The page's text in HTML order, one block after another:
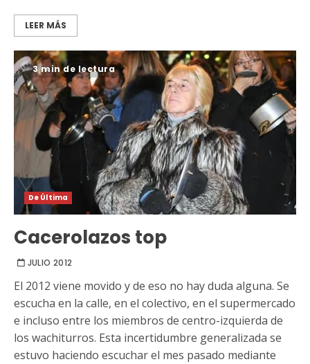
LEER MÁS
3 min de lectura
De Última
Cacerolazos top
JULIO 2012
El 2012 viene movido y de eso no hay duda alguna. Se
escucha en la calle, en el colectivo, en el supermercado
e incluso entre los miembros de centro-izquierda de
los wachiturros. Esta incertidumbre generalizada se
estuvo haciendo escuchar el mes pasado mediante